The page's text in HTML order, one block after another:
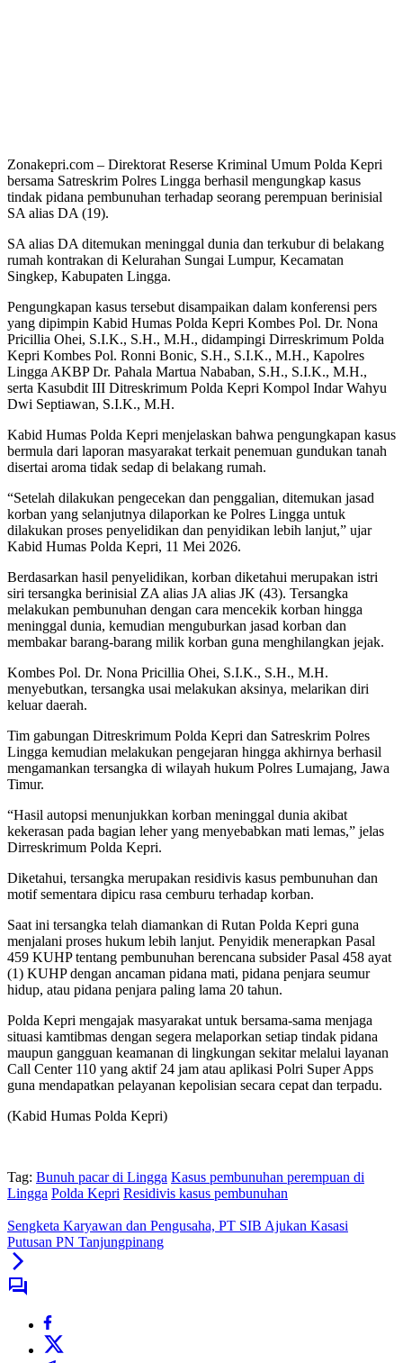
Zonakepri.com – Direktorat Reserse Kriminal Umum Polda Kepri
bersama Satreskrim Polres Lingga berhasil mengungkap kasus
tindak pidana pembunuhan terhadap seorang perempuan berinisial
SA alias DA (19).
SA alias DA ditemukan meninggal dunia dan terkubur di belakang
rumah kontrakan di Kelurahan Sungai Lumpur, Kecamatan
Singkep, Kabupaten Lingga.
Pengungkapan kasus tersebut disampaikan dalam konferensi pers
yang dipimpin Kabid Humas Polda Kepri Kombes Pol. Dr. Nona
Pricillia Ohei, S.I.K., S.H., M.H., didampingi Dirreskrimum Polda
Kepri Kombes Pol. Ronni Bonic, S.H., S.I.K., M.H., Kapolres
Lingga AKBP Dr. Pahala Martua Nababan, S.H., S.I.K., M.H.,
serta Kasubdit III Ditreskrimum Polda Kepri Kompol Indar Wahyu
Dwi Septiawan, S.I.K., M.H.
Kabid Humas Polda Kepri menjelaskan bahwa pengungkapan kasus
bermula dari laporan masyarakat terkait penemuan gundukan tanah
disertai aroma tidak sedap di belakang rumah.
“Setelah dilakukan pengecekan dan penggalian, ditemukan jasad
korban yang selanjutnya dilaporkan ke Polres Lingga untuk
dilakukan proses penyelidikan dan penyidikan lebih lanjut,” ujar
Kabid Humas Polda Kepri, 11 Mei 2026.
Berdasarkan hasil penyelidikan, korban diketahui merupakan istri
siri tersangka berinisial ZA alias JA alias JK (43). Tersangka
melakukan pembunuhan dengan cara mencekik korban hingga
meninggal dunia, kemudian menguburkan jasad korban dan
membakar barang-barang milik korban guna menghilangkan jejak.
‎Kombes Pol. Dr. Nona Pricillia Ohei, S.I.K., S.H., M.H.
menyebutkan, tersangka usai melakukan aksinya, melarikan diri
keluar daerah.
Tim gabungan Ditreskrimum Polda Kepri dan Satreskrim Polres
Lingga kemudian melakukan pengejaran hingga akhirnya berhasil
mengamankan tersangka di wilayah hukum Polres Lumajang, Jawa
Timur.
“Hasil autopsi menunjukkan korban meninggal dunia akibat
kekerasan pada bagian leher yang menyebabkan mati lemas,” jelas
Dirreskrimum Polda Kepri.
Diketahui, tersangka merupakan residivis kasus pembunuhan dan
motif sementara dipicu rasa cemburu terhadap korban.
Saat ini tersangka telah diamankan di Rutan Polda Kepri guna
menjalani proses hukum lebih lanjut. Penyidik menerapkan Pasal
459 KUHP tentang pembunuhan berencana subsider Pasal 458 ayat
(1) KUHP dengan ancaman pidana mati, pidana penjara seumur
hidup, atau pidana penjara paling lama 20 tahun.
Polda Kepri mengajak masyarakat untuk bersama-sama menjaga
situasi kamtibmas dengan segera melaporkan setiap tindak pidana
maupun gangguan keamanan di lingkungan sekitar melalui layanan
Call Center 110 yang aktif 24 jam atau aplikasi Polri Super Apps
guna mendapatkan pelayanan kepolisian secara cepat dan terpadu.
(‎Kabid Humas Polda Kepri)
Tag: Bunuh pacar di Lingga Kasus pembunuhan perempuan di
Lingga Polda Kepri Residivis kasus pembunuhan
Sengketa Karyawan dan Pengusaha, PT SIB Ajukan Kasasi
Putusan PN Tanjungpinang